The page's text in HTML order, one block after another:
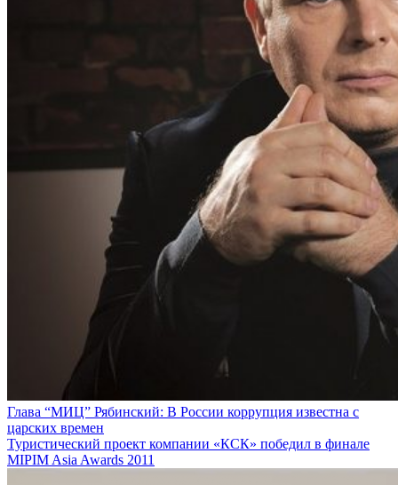
Глава “МИЦ” Рябинский: В России коррупция известна с
царских времен
Туристический проект компании «КСК» победил в финале
MIPIM Asia Awards 2011